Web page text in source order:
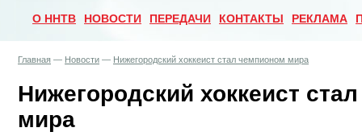
О ННТВ НОВОСТИ ПЕРЕДАЧИ КОНТАКТЫ РЕКЛАМА
Главная — Новости — Нижегородский хоккеист стал чемпионом мира
Нижегородский хоккеист
мира